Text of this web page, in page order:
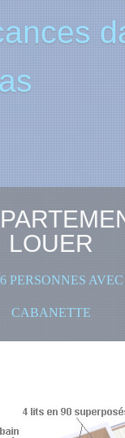
Les
LOUER
PERSONNES
CABANETTE